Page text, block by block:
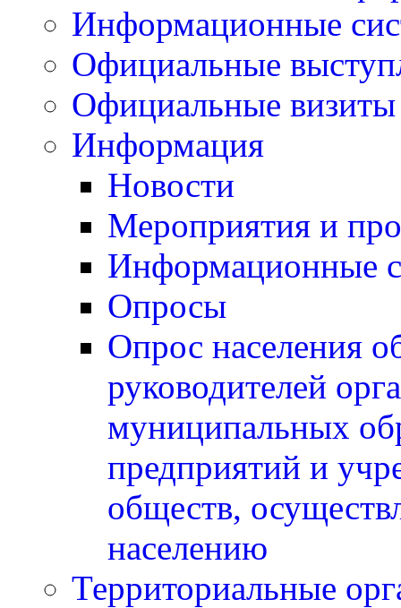
Информационные
Официальные
Официальные визиты
Информация
Новости
Мероприятия и
Информационные
Опросы
Опрос населения
руководителей
муниципальных
предприятий и
обществ,
населению
Территориальные